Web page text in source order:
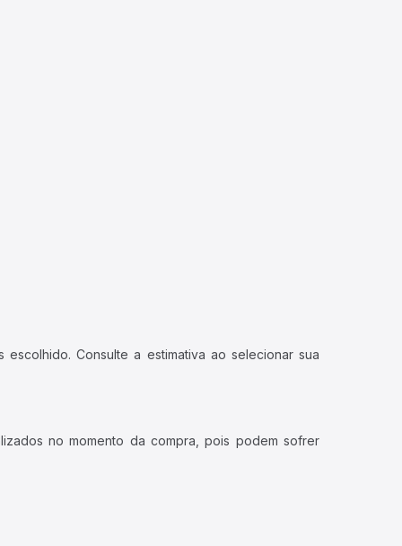
Consulte a estimativa ao selecionar sua
no momento da compra, pois podem sofrer